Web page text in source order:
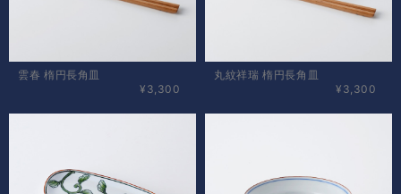
雲春 楕円長角皿
¥3,300
丸紋祥瑞 楕円長角皿
¥3,300